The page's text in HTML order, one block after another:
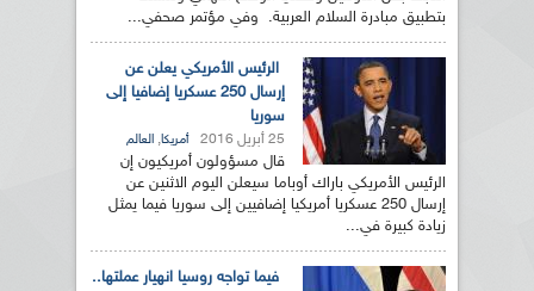
بتطبيق مبادرة السلام العربية. وفي مؤتمر صحفي...
الرئيس الأمريكي يعلن عن
إرسال 250 عسكريا إضافيا إلى
سوريا
25 أبريل 2016 أمريكا, العالم
قال مسؤولون أمريكيون إن
الرئيس الأمريكي باراك أوباما سيعلن اليوم الاثنين عن
إرسال 250 عسكريا أمريكيا إضافيين إلى سوريا فيما يمثل
زيادة كبيرة في...
فيما تواجه روسيا انهيار عملتها..